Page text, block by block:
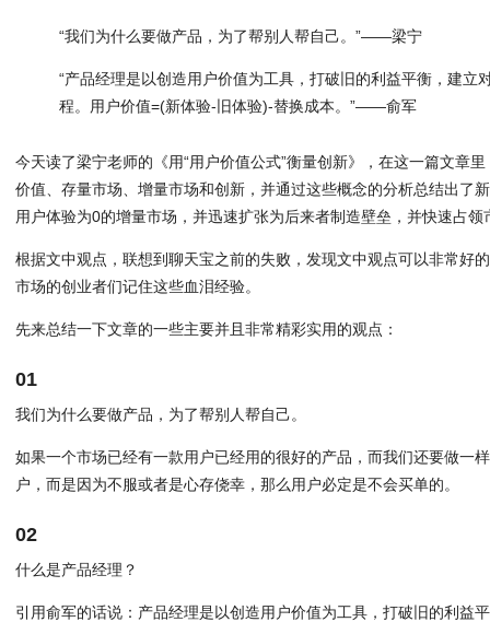
“我们为什么要做产品，为了帮别人帮自己。”——梁宁
“产品经理是以创造用户价值为工具，打破旧的利益平衡，建立
程。用户价值=(新体验-旧体验)-替换成本。”——俞军
今天读了梁宁老师的《用“用户价值公式”衡量创新》，在这一篇文章
价值、存量市场、增量市场和创新，并通过这些概念的分析总结出了
用户体验为0的增量市场，并迅速扩张为后来者制造壁垒，并快速占领
根据文中观点，联想到聊天宝之前的失败，发现文中观点可以非常好
市场的创业者们记住这些血泪经验。
先来总结一下文章的一些主要并且非常精彩实用的观点：
01
我们为什么要做产品，为了帮别人帮自己。
如果一个市场已经有一款用户已经用的很好的产品，而我们还要做一
户，而是因为不服或者是心存侥幸，那么用户必定是不会买单的。
02
什么是产品经理？
引用俞军的话说：产品经理是以创造用户价值为工具，打破旧的利益